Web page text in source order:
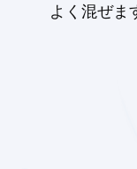
よく混ぜま